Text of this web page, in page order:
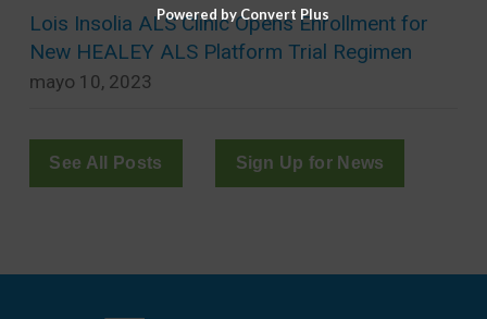
Lois Insolia ALS Clinic Opens Enrollment for
New HEALEY ALS Platform Trial Regimen
mayo 10, 2023
See All Posts Sign Up for News
Powered by Convert Plus